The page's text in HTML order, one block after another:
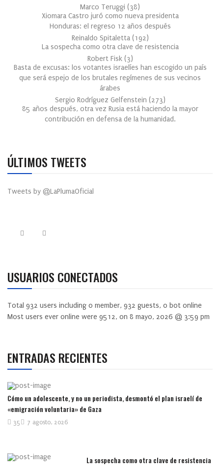
Marco Teruggi (38)
Xiomara Castro juró como nueva presidenta
Honduras: el regreso 12 años después
Reinaldo Spitaletta (192)
La sospecha como otra clave de resistencia
Robert Fisk (3)
Basta de excusas: los votantes israelíes han escogido un país
que será espejo de los brutales regímenes de sus vecinos
árabes
Sergio Rodríguez Gelfenstein (273)
85 años después, otra vez Rusia está haciendo la mayor
contribución en defensa de la humanidad.
ÚLTIMOS TWEETS
Tweets by @LaPlumaOficial
USUARIOS CONECTADOS
Total 932 users including 0 member, 932 guests, 0 bot online
Most users ever online were 9512, on 8 mayo, 2026 @ 3:59 pm
ENTRADAS RECIENTES
Cómo un adolescente, y no un periodista, desmontó el plan israelí de
«emigración voluntaria» de Gaza
7 agosto, 2026
35
La sospecha como otra clave de resistencia